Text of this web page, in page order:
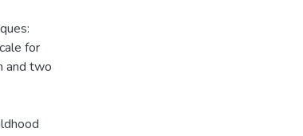
for
and two